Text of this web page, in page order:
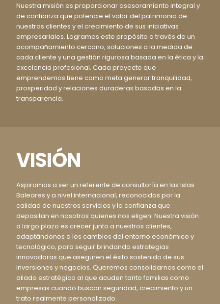
Nuestra misión es proporcionar asesoramiento integral y
de confianza que potencie el valor del patrimonio de
nuestros clientes y el crecimiento de sus iniciativas
empresariales. Logramos este propósito a través de un
acompañamiento cercano, soluciones a la medida de
cada cliente y una gestión rigurosa basada en la ética y la
excelencia profesional. Cada proyecto que
emprendemos tiene como meta generar tranquilidad,
prosperidad y relaciones duraderas basadas en la
transparencia.
VISIÓN
Aspiramos a ser un referente de consultoría en las Islas
Baleares y a nivel internacional, reconocidos por la
calidad de nuestros servicios y la confianza que
depositan en nosotros quienes nos eligen. Nuestra visión
a largo plazo es crecer junto a nuestros clientes,
adaptándonos a los cambios del entorno económico y
tecnológico, para seguir brindando estrategias
innovadoras que aseguren el éxito sostenido de sus
inversiones y negocios. Queremos consolidarnos como el
aliado estratégico al que acuden tanto familias como
empresas cuando buscan seguridad, crecimiento y un
trato realmente personalizado.